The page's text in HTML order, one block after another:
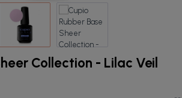
Collection - Lilac Veil